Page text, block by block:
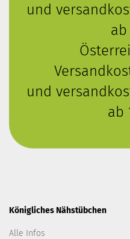
und
und
ab
Königliches Nähstübchen
Alle Infos